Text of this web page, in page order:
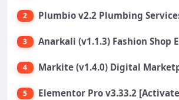
2
3
4
5 Elementor Pro v3.33.2